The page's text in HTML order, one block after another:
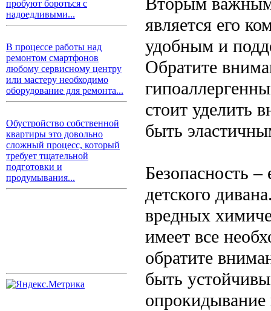
пробуют бороться с
надоедливыми...
В процессе работы над
ремонтом смартфонов
любому сервисному центру
или мастеру необходимо
оборудование для ремонта...
Обустройство собственной
квартиры это довольно
сложный процесс, который
требует тщательной
подготовки и
продумывания...
является его
удобным и
Обратите
стоит уделить
быть
Безопасность
детского
вредных
имеет все
обратите
быть